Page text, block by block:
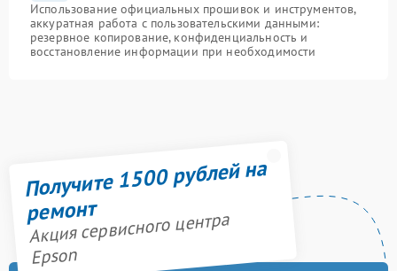
Использование официальных прошивок и инструментов,
аккуратная работа с пользовательскими данными:
резервное копирование, конфиденциальность и
восстановление информации при необходимости
Получите 1500 рублей на
ремонт
Акция сервисного центра
Epson